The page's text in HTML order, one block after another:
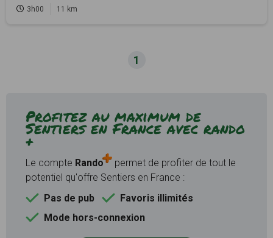
3h00 11 km
1
Profitez au maximum de
Sentiers en France avec rando
+
Le compte Rando
permet de profiter de tout le
potentiel qu'offre Sentiers en France :
Pas de pub
Favoris illimités
Mode hors-connexion